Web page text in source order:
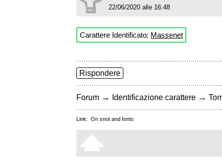
22/06/2020 alle 16:48
Carattere Identificato: Massenet
Rispondere
Forum → Identificazione carattere →
Link: On snot and fonts